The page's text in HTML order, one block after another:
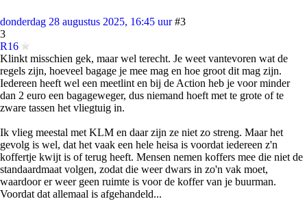
donderdag 28 augustus 2025, 16:45 uur #3
3
R16
Klinkt misschien gek, maar wel terecht. Je weet vantevoren wat de
regels zijn, hoeveel bagage je mee mag en hoe groot dit mag zijn.
Iedereen heeft wel een meetlint en bij de Action heb je voor minder
dan 2 euro een bagageweger, dus niemand hoeft met te grote of te
zware tassen het vliegtuig in.
Ik vlieg meestal met KLM en daar zijn ze niet zo streng. Maar het
gevolg is wel, dat het vaak een hele heisa is voordat iedereen z'n
koffertje kwijt is of terug heeft. Mensen nemen koffers mee die niet de
standaardmaat volgen, zodat die weer dwars in zo'n vak moet,
waardoor er weer geen ruimte is voor de koffer van je buurman.
Voordat dat allemaal is afgehandeld...